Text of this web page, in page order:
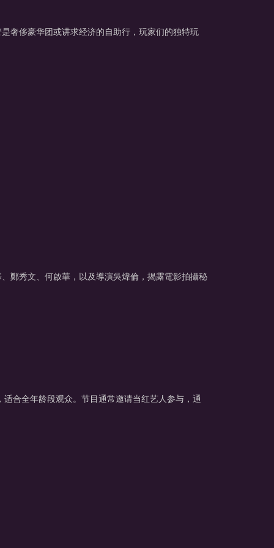
奢侈豪华团或讲求经济的自助行，玩家们的独特玩
鄭秀文、何啟華，以及導演吳煒倫，揭露電影拍攝秘
合全年龄段观众。节目通常邀请当红艺人参与，通